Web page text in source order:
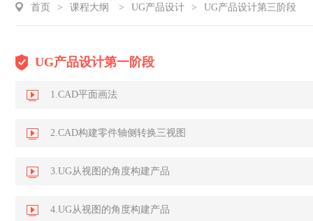
首页 > 课程大纲 > UG产品设计 > UG产品设计第三阶段
UG产品设计第一阶段
1.CAD平面画法
2.CAD构建零件轴侧转换三视图
3.UG从视图的角度构建产品
4.UG从视图的角度构建产品